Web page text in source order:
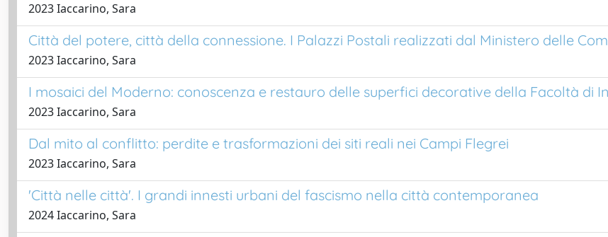
2023 Iaccarino, Sara
Città del potere, città della connessione. I Palazzi Postali realizzati dal Ministero delle
2023 Iaccarino, Sara
I mosaici del Moderno: conoscenza e restauro delle superfici decorative della Facoltà di
2023 Iaccarino, Sara
Dal mito al conflitto: perdite e trasformazioni dei siti reali nei Campi Flegrei
2023 Iaccarino, Sara
'Città nelle città'. I grandi innesti urbani del fascismo nella città contemporanea
2024 Iaccarino, Sara